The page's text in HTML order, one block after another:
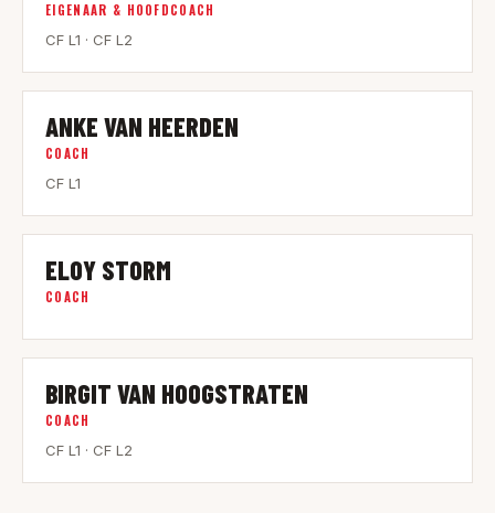
EIGENAAR & HOOFDCOACH
CF L1 · CF L2
0 2
ANKE VAN HEERDEN
COACH
CF L1
03
ELOY STORM
COACH
04
BIRGIT VAN HOOGSTRATEN
COACH
CF L1 · CF L2